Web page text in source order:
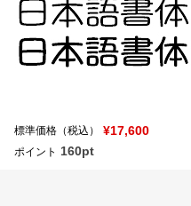
標準価格（税込） ¥17,600
ポイント 160pt